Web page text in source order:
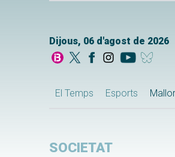
Dijous, 06 d'agost de 2026
El Temps Esports
SOCIETAT